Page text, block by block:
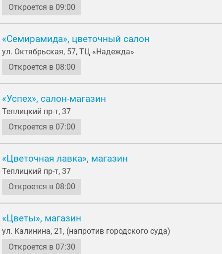
Откроется в 09:00
«Семирамида», цветочный салон
ул. Октябрьская, 57, ТЦ «Надежда»
Откроется в 08:00
«Успех», салон-магазин
Теплицкий пр-т, 37
Откроется в 07:00
«Цветочная лавка», магазин
Теплицкий пр-т, 37
Откроется в 08:00
«Цветы», магазин
ул. Калинина, 21, (напротив городского суда)
Откроется в 07:30